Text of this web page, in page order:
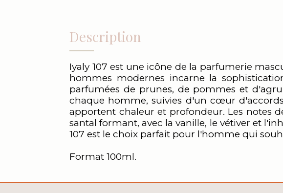
Description
Iyaly 107 est une icône de la parfumerie
hommes modernes incarne la
parfumées de prunes, de pommes et
chaque homme, suivies d'un cœur
apportent chaleur et profondeur. Les notes
santal formant, avec la vanille, le vétiver et
107 est le choix parfait pour l'homme qui
Format 100ml.